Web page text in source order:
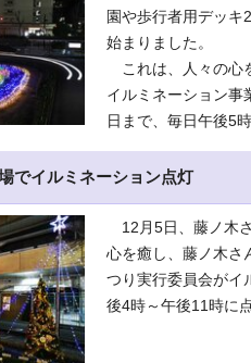
園や歩行者用デッキ
始まりました。
これは、人々の心
イルミネーション事
日まで、毎日午後5
でイルミネーション点灯
12月5日、藤ノ木
心を癒し、藤ノ木さ
つり実行委員会がイ
後4時～午後11時に